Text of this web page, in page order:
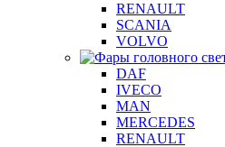
RENAULT
SCANIA
VOLVO
DAF
IVECO
MAN
MERCEDES
RENAULT